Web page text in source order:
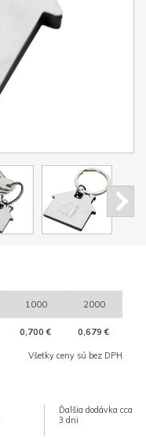
1000 2000
0,700 € 0,679 €
Všetky ceny sú bez DPH
Ďalšia dodávka cca
3 dni